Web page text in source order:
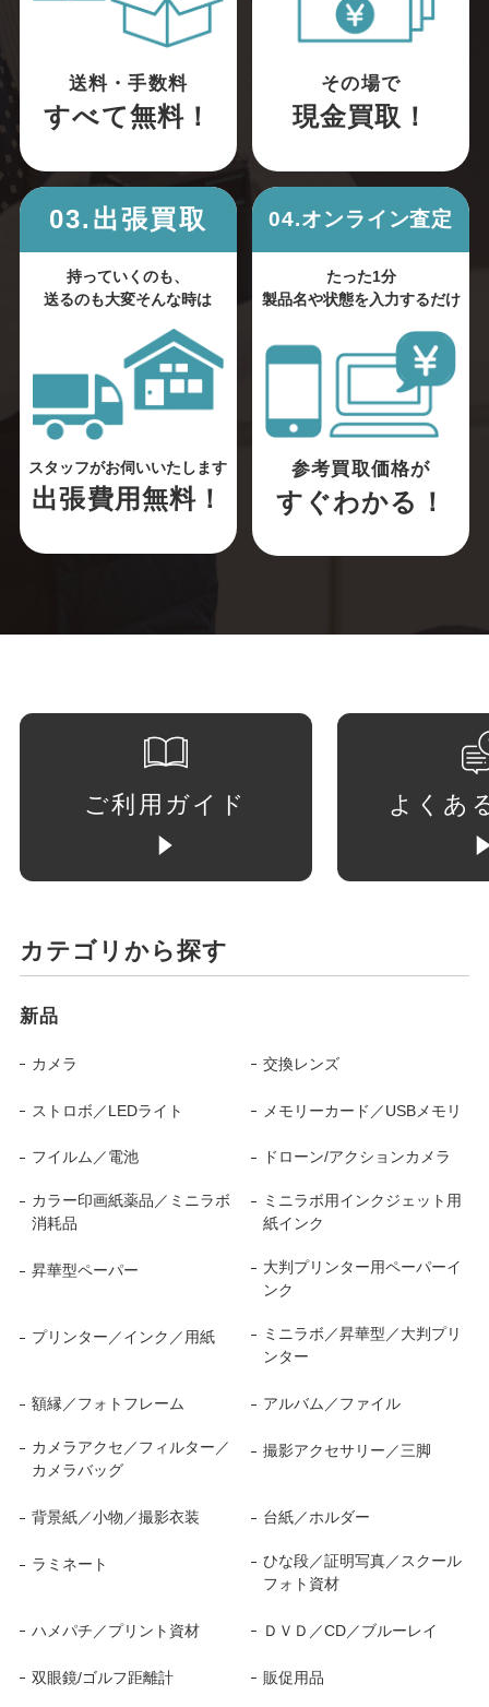
送料・手数料
すべて無料！
その場で
現金買取！
03.出張買取
持っていくのも、
送るのも大変そんな時は
スタッフがお伺いいたします
出張費用無料！
04.オンライン査定
たった1分
製品名や状態を入力するだけ
参考買取価格が
すぐわかる！
ご利用ガイド よくあ
カテゴリから探す
新品
カメラ 交換レンズ
ストロボ／LEDライト メモリーカード／USBメモリ
フイルム／電池 ドローン/アクションカメラ
カラー印画紙薬品／ミニラボ
消耗品
ミニラボ用インクジェット用
紙インク
昇華型ペーパー
大判プリンター用ペーパーイ
ンク
プリンター／インク／用紙
ミニラボ／昇華型／大判プリ
ンター
額縁／フォトフレーム アルバム／ファイル
カメラアクセ／フィルター／
カメラバッグ
撮影アクセサリー／三脚
背景紙／小物／撮影衣装 台紙／ホルダー
ラミネート
ひな段／証明写真／スクール
フォト資材
ハメパチ／プリント資材 ＤＶＤ／CD／ブルーレイ
双眼鏡/ゴルフ距離計 販促用品